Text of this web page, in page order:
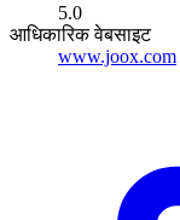
5.0
आधिकारिक वेबसाइट
www.joox.com